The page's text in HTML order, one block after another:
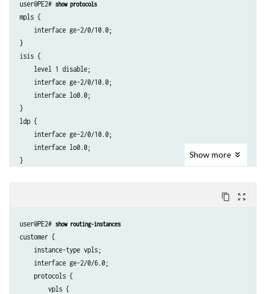
    unit 0 {
        family inet {
            address 10.255.14.216/32;
        }
        family iso {
            address 49.0001.0102.5501.4216.00;
        }
    }
user@PE2# show protocols
mpls {
    interface ge-2/0/10.0;
}
isis {
    level 1 disable;
    interface ge-2/0/10.0;
    interface lo0.0;
}
ldp {
    interface ge-2/0/10.0;
    interface lo0.0;
Show more
content_copy zoom_out_map
user@PE2# show routing-instances
customer {
    instance-type vpls;
    interface ge-2/0/6.0;
    protocols {
        vpls {